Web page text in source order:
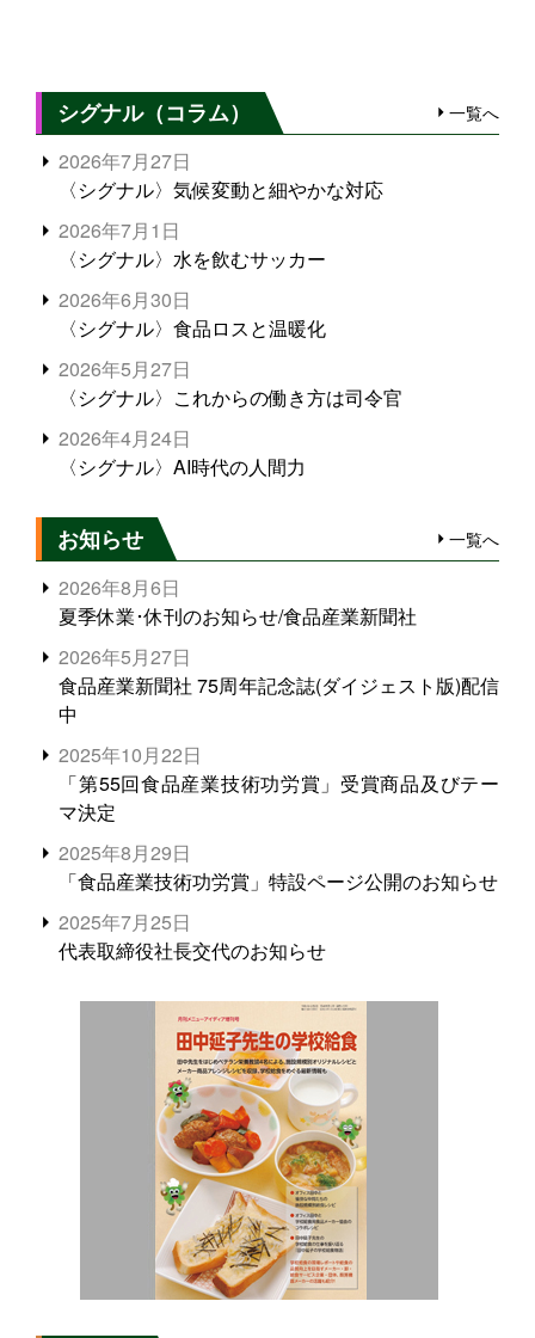
シグナル（コラム） 一覧へ
2026年7月27日
〈シグナル〉気候変動と細やかな対応
2026年7月1日
〈シグナル〉水を飲むサッカー
2026年6月30日
〈シグナル〉食品ロスと温暖化
2026年5月27日
〈シグナル〉これからの働き方は司令官
2026年4月24日
〈シグナル〉AI時代の人間力
お知らせ 一覧へ
2026年8月6日
夏季休業･休刊のお知らせ/食品産業新聞社
2026年5月27日
食品産業新聞社 75周年記念誌(ダイジェスト版)配信
中
2025年10月22日
「第55回食品産業技術功労賞」受賞商品及びテー
マ決定
2025年8月29日
「食品産業技術功労賞」特設ページ公開のお知らせ
2025年7月25日
代表取締役社長交代のお知らせ